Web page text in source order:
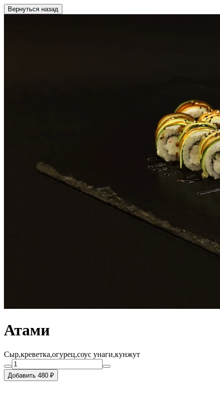
Вернуться назад
Атами
Сыр,креветка,огурец,соус унаги,кунжут
Добавить 480 ₽